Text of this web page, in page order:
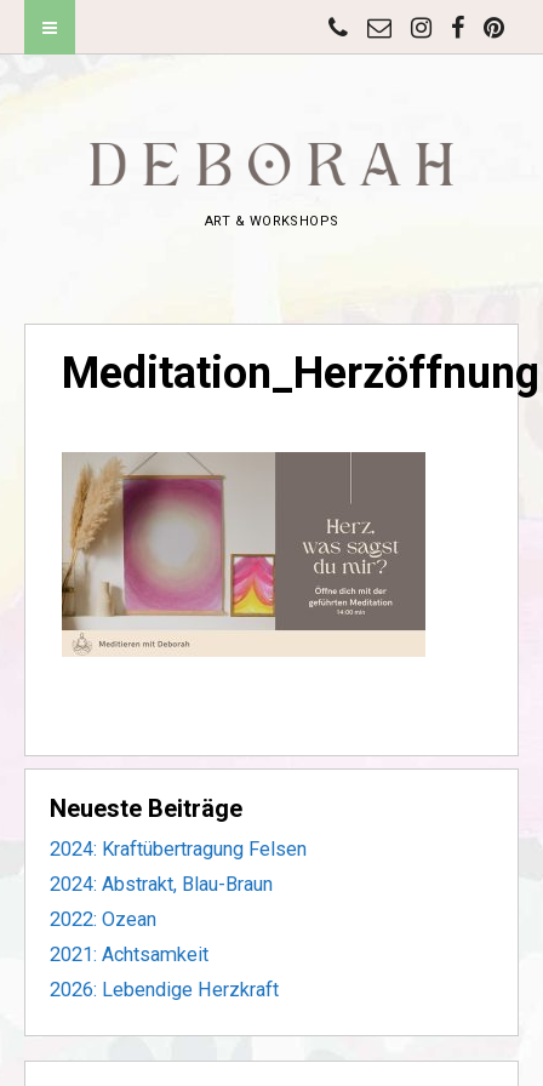
ART & WORKSHOPS
Meditation_Herzöffnung
Neueste Beiträge
2024: Kraftübertragung Felsen
2024: Abstrakt, Blau-Braun
2022: Ozean
2021: Achtsamkeit
2026: Lebendige Herzkraft